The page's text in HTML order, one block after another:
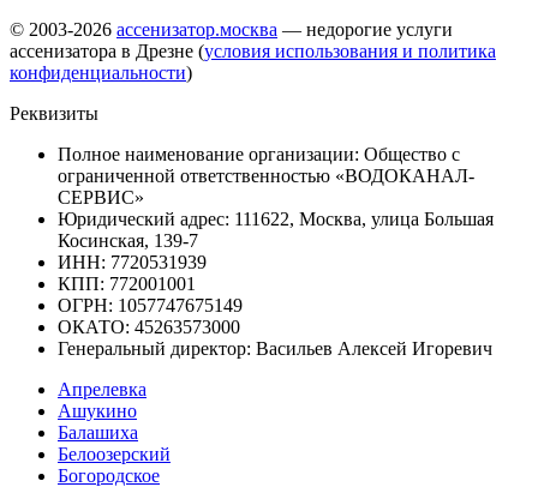
© 2003-2026 ассенизатор.москва — недорогие услуги
ассенизатора в Дрезне (условия использования и политика
конфиденциальности)
Реквизиты
Полное наименование организации: Общество с
ограниченной ответственностью «ВОДОКАНАЛ-
СЕРВИС»
Юридический адрес: 111622, Москва, улица Большая
Косинская, 139-7
ИНН: 7720531939
КПП: 772001001
ОГРН: 1057747675149
ОКАТО: 45263573000
Генеральный директор: Васильев Алексей Игоревич
Апрелевка
Ашукино
Балашиха
Белоозерский
Богородское